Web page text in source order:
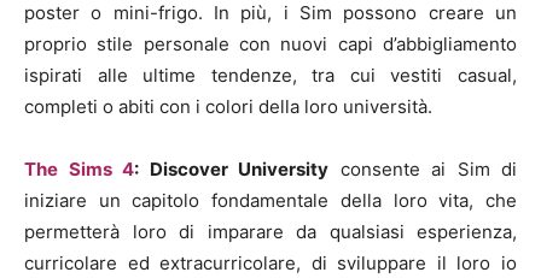
poster o mini-frigo. In più, i Sim possono creare un
proprio stile personale con nuovi capi d’abbigliamento
ispirati alle ultime tendenze, tra cui vestiti casual,
completi o abiti con i colori della loro università.
The Sims 4: Discover University consente ai Sim di
iniziare un capitolo fondamentale della loro vita, che
permetterà loro di imparare da qualsiasi esperienza,
curricolare ed extracurricolare, di sviluppare il loro io